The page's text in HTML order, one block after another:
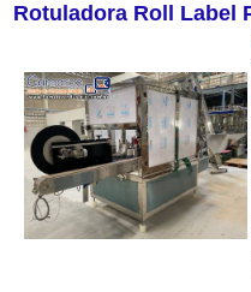
Rotuladora Roll Label